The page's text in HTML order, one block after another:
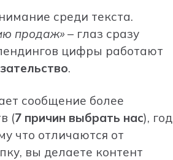
среди текста.
продаж»– глаз сразу
цифры работают
.
сообщение более
(7 причин выбрать нас), год
что отличаются от
вы делаете контент